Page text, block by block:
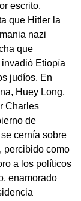
escrito.
que Hitler la
nazi
que
Etiopía
judíos. En
Huey Long,
Charles
de
cernía sobre
percibido como
a los políticos
enamorado